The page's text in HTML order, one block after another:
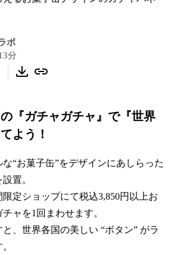
ボ
分
『ガチャガチャ』で『世界
よう！
“お菓子缶”をデザインにあしらった
置。
定ショップにて税込3,850円以上お
ャを1回まわせます。
、世界各国の美しい “ボタン” がラ